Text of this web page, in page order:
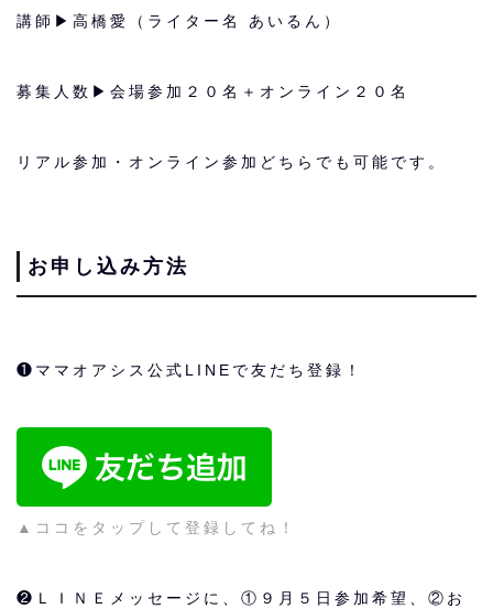
講師▶︎高橋愛（ライター名 あいるん）
募集人数▶︎会場参加２０名＋オンライン２０名
リアル参加・オンライン参加どちらでも可能です。
お申し込み方法
❶ママオアシス公式LINEで友だち登録！
▲ココをタップして登録してね！
❷ＬＩＮＥメッセージに、①９月５日参加希望、②お